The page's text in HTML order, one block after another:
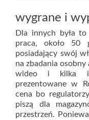
wygrane i
Dla innych była
praca, około 50
posiadający swój
na zbadania
wideo i kilka
prezentowane w
cena bo
piszą dla
przestrzeń.